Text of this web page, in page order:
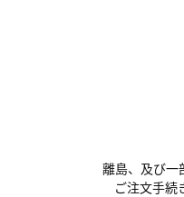
離島、及び一
ご注文手続